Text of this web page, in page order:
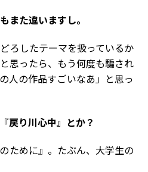
また違いますし。
ろしたテーマを扱っているか
思ったら、もう何度も騙され
人の作品すごいなあ」と思っ
戻り川心中』とか？
ために』。たぶん、大学生の